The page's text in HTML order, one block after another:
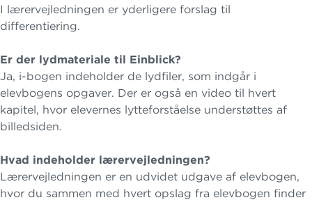
I lærervejledningen er yderligere forslag til
differentiering.
Er der lydmateriale til Einblick?
Ja, i-bogen indeholder de lydfiler, som indgår i
elevbogens opgaver. Der er også en video til hvert
kapitel, hvor elevernes lytteforståelse understøttes af
billedsiden.
Hvad indeholder lærervejledningen?
Lærervejledningen er en udvidet udgave af elevbogen,
hvor du sammen med hvert opslag fra elevbogen finder